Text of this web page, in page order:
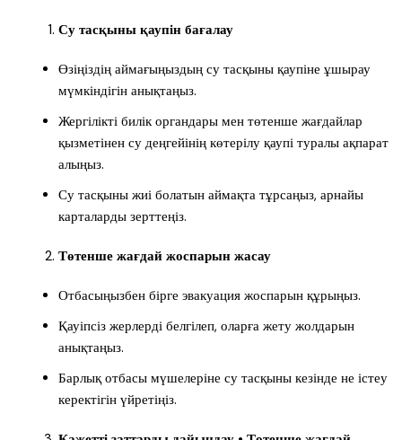
Су тасқыны қаупін бағалау
Өзіңіздің аймағыңыздың су тасқыны қаупіне ұшырау
мүмкіндігін анықтаңыз.
Жергілікті билік органдары мен төтенше жағдайлар
қызметінен су деңгейінің көтерілу қаупі туралы ақпарат
алыңыз.
Су тасқыны жиі болатын аймақта тұрсаңыз, арнайы
карталарды зерттеңіз.
Төтенше жағдай жоспарын жасау
Отбасыңызбен бірге эвакуация жоспарын құрыңыз.
Қауіпсіз жерлерді белгілеп, оларға жету жолдарын
анықтаңыз.
Барлық отбасы мүшелеріне су тасқыны кезінде не істеу
керектігін үйретіңіз.